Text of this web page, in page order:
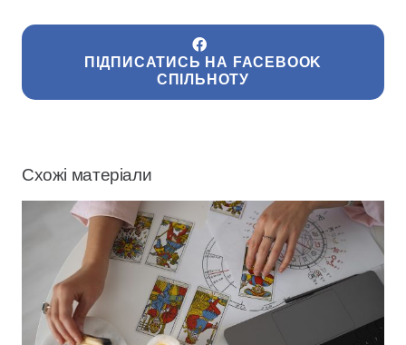
ПІДПИСАТИСЬ НА FACEBOOK
СПІЛЬНОТУ
Схожі матеріали